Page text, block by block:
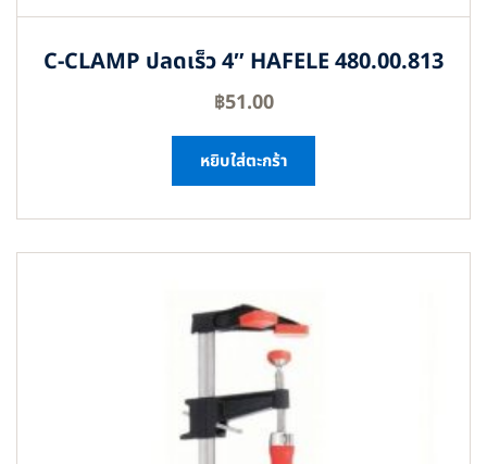
C-CLAMP ปลดเร็ว 4″ HAFELE 480.00.813
฿51.00
หยิบใส่ตะกร้า